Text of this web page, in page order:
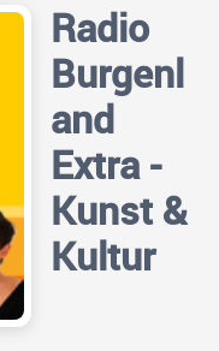
Radio
Burgenl
and
Extra -
Kunst &
Kultur